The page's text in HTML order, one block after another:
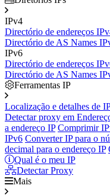
IPv4
Directório de endereços
Directório de AS Names
IPv6
Directório de endereços
Directório de AS Names
Ferramentas IP
Localização e detalhes de IP
Detectar proxy em
a endereço IP Comprimir
IPv6 Converter IP para o
decimal para o endereço IP
Qual é o meu IP
Detectar Proxy
Mais